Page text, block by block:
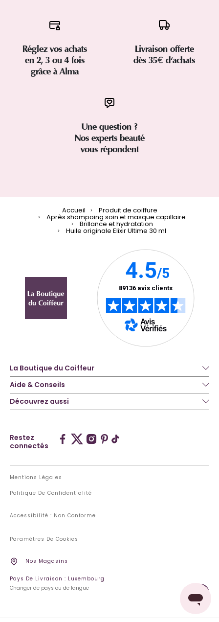
Réglez vos achats
en 2, 3 ou 4 fois
grâce à Alma
Livraison offerte
dès 35€ d'achats
Une question ?
Nos experts beauté
vous répondent
Accueil Produit de coiffure
Après shampoing soin et masque capillaire
Brillance et hydratation
Huile originale Elixir Ultime 30 ml
La Boutique du Coiffeur
Aide & Conseils
Découvrez aussi
Restez
connectés
Mentions Légales
Politique De Confidentialité
Accessibilité : Non Conforme
Paramètres De Cookies
Nos Magasins
Pays De Livraison : Luxembourg
Changer de pays ou de langue